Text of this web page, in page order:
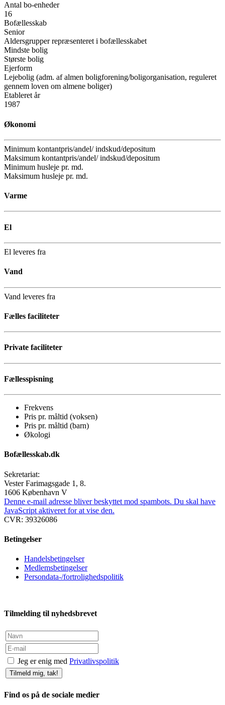
Antal bo-enheder
16
Bofællesskab
Senior
Aldersgrupper repræsenteret i bofællesskabet
Mindste bolig
Største bolig
Ejerform
Lejebolig (adm. af almen boligforening/boligorganisation, reguleret
gennem loven om almene boliger)
Etableret år
1987
Økonomi
Minimum kontantpris/andel/ indskud/depositum
Maksimum kontantpris/andel/ indskud/depositum
Minimum husleje pr. md.
Maksimum husleje pr. md.
Varme
El
El leveres fra
Vand
Vand leveres fra
Fælles faciliteter
Private faciliteter
Fællesspisning
Frekvens
Pris pr. måltid (voksen)
Pris pr. måltid (barn)
Økologi
Bofællesskab.dk
Sekretariat:
Vester Farimagsgade 1, 8.
1606 København V
Denne e-mail adresse bliver beskyttet mod spambots. Du skal have
JavaScript aktiveret for at vise den.
CVR: 39326086
Betingelser
Handelsbetingelser
Medlemsbetingelser
Persondata-/fortrolighedspolitik
Tilmelding til nyhedsbrevet
Jeg er enig med Privatlivspolitik
Tilmeld mig, tak!
Find os på de sociale medier